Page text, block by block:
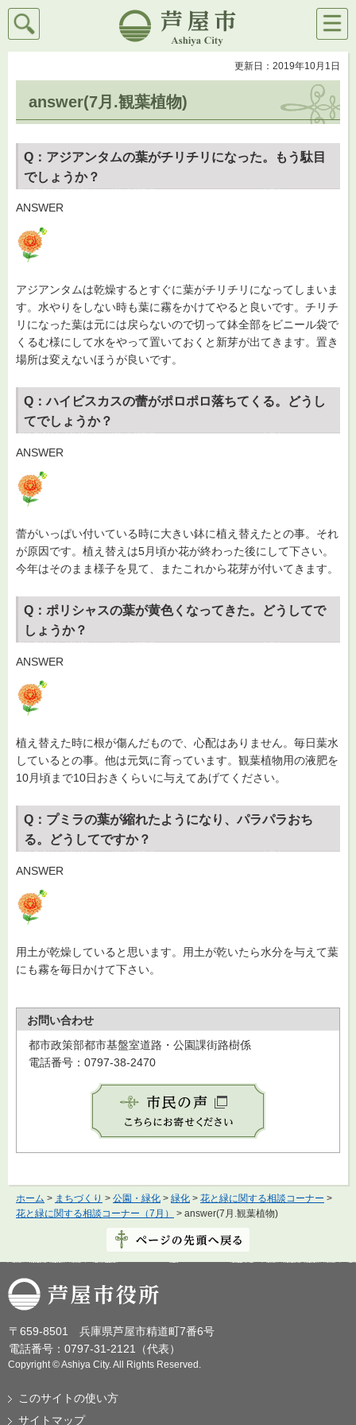
芦屋市
検索
メニ
ュー
更新日：2019年10月1日
answer(7月.観葉植物)
Q：アジアンタムの葉がチリチリになった。もう駄目
でしょうか？
ANSWER
アジアンタムは乾燥するとすぐに葉がチリチリになってしまいま
す。水やりをしない時も葉に霧をかけてやると良いです。チリチ
リになった葉は元には戻らないので切って鉢全部をビニール袋で
くるむ様にして水をやって置いておくと新芽が出てきます。置き
場所は変えないほうが良いです。
Q：ハイビスカスの蕾がポロポロ落ちてくる。どうし
てでしょうか？
ANSWER
蕾がいっぱい付いている時に大きい鉢に植え替えたとの事。それ
が原因です。植え替えは5月頃か花が終わった後にして下さい。
今年はそのまま様子を見て、またこれから花芽が付いてきます。
Q：ポリシャスの葉が黄色くなってきた。どうしてで
しょうか？
ANSWER
植え替えた時に根が傷んだもので、心配はありません。毎日葉水
しているとの事。他は元気に育っています。観葉植物用の液肥を
10月頃まで10日おきくらいに与えてあげてください。
Q：プミラの葉が縮れたようになり、パラパラおち
る。どうしてですか？
ANSWER
用土が乾燥していると思います。用土が乾いたら水分を与えて葉
にも霧を毎日かけて下さい。
お問い合わせ
都市政策部都市基盤室道路・公園課街路樹係
電話番号：0797-38-2470
ホーム > まちづくり > 公園・緑化 > 緑化 > 花と緑に関する相談コーナー >
花と緑に関する相談コーナー（7月）
> answer(7月.観葉植物)
芦屋市役所
〒659-8501 兵庫県芦屋市精道町7番6号
電話番号：0797-31-2121（代表）
Copyright © Ashiya City. All Rights Reserved.
このサイトの使い方
サイトマップ